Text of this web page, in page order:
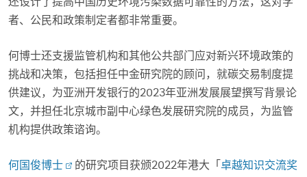
还设计了提高中国历史环境污染数据可靠性的方法，这对学
者、公民和政策制定者都非常重要。
何博士还支援监管机构和其他公共部门应对新兴环境政策的
挑战和决策，包括担任中金研究院的顾问，就碳交易制度提
供建议，为亚洲开发银行的2023年亚洲发展展望撰写背景论
文，并担任北京城市副中心绿色发展研究院的成员，为监管
机构提供政策谘询。
何国俊博士 的研究项目获颁2022年港大「 卓越知识交流奖